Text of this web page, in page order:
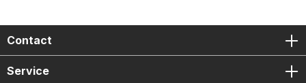
Contact
Service